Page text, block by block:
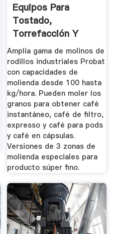
Equipos Para
Tostado,
Torrefacción Y
Molienda De Café
Amplia gama de molinos de
rodillos industriales Probat
con capacidades de
molienda desde 100 hasta
kg/hora. Pueden moler los
granos para obtener café
instantáneo, café de filtro,
expresso y café para pods
y café en cápsulas.
Versiones de 3 zonas de
molienda especiales para
producto súper fino.